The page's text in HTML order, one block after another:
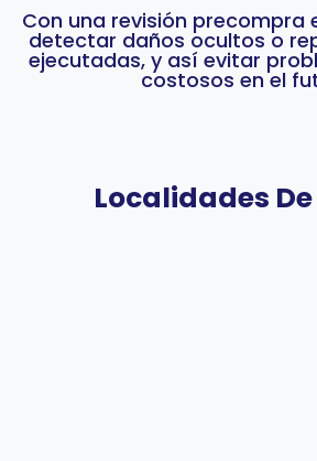
Con una revisión precompra
detectar daños ocultos o
ejecutadas, y así evitar
costosos en el
Localidades